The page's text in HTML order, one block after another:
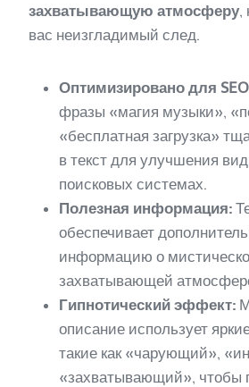
захватывающую атмосферу,
вас неизгладимый след.
Оптимизировано для
фразы «магия музыки»,
«бесплатная загрузка»
в текст для улучшения
поисковых системах.
Полезная информация:
обеспечивает
информацию о
захватывающей
Гипнотический эффект:
описание использует
такие как «чарующий»,
«захватывающий», чтобы